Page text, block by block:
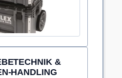
&
HANDLING